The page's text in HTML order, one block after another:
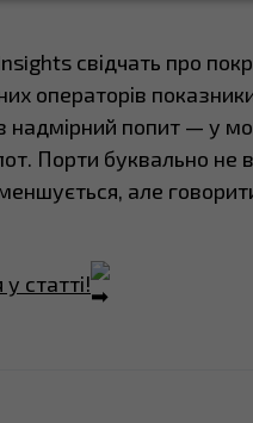
свідчать про
операторів
попит — у
Порти буквально не
але
статті!